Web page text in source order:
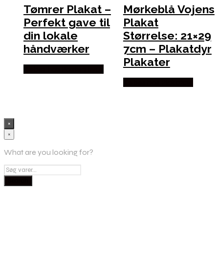
Tømrer Plakat –
Perfekt gave til
din lokale
håndværker
Mørkeblå Vojens
Plakat
Størrelse: 21×29
7cm – Plakatdyr
Plakater
×
×
What are you looking for?